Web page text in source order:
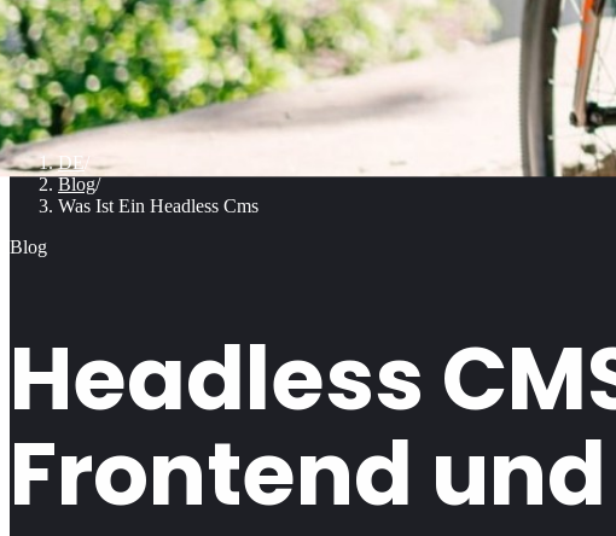
DE/
Blog/
Was Ist Ein Headless Cms
Blog
Headless
Frontend